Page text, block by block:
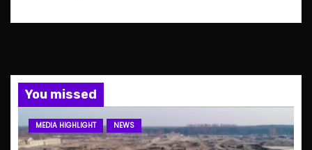
You missed
MEDIA HIGHLIGHT NEWS